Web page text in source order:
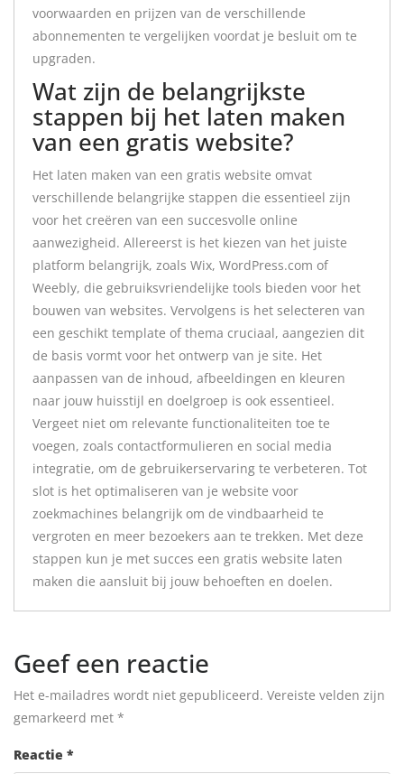
voorwaarden en prijzen van de verschillende
abonnementen te vergelijken voordat je besluit om te
upgraden.
Wat zijn de belangrijkste
stappen bij het laten maken
van een gratis website?
Het laten maken van een gratis website omvat
verschillende belangrijke stappen die essentieel zijn
voor het creëren van een succesvolle online
aanwezigheid. Allereerst is het kiezen van het juiste
platform belangrijk, zoals Wix, WordPress.com of
Weebly, die gebruiksvriendelijke tools bieden voor het
bouwen van websites. Vervolgens is het selecteren van
een geschikt template of thema cruciaal, aangezien dit
de basis vormt voor het ontwerp van je site. Het
aanpassen van de inhoud, afbeeldingen en kleuren
naar jouw huisstijl en doelgroep is ook essentieel.
Vergeet niet om relevante functionaliteiten toe te
voegen, zoals contactformulieren en social media
integratie, om de gebruikerservaring te verbeteren. Tot
slot is het optimaliseren van je website voor
zoekmachines belangrijk om de vindbaarheid te
vergroten en meer bezoekers aan te trekken. Met deze
stappen kun je met succes een gratis website laten
maken die aansluit bij jouw behoeften en doelen.
Geef een reactie
Het e-mailadres wordt niet gepubliceerd. Vereiste velden zijn
gemarkeerd met *
Reactie *